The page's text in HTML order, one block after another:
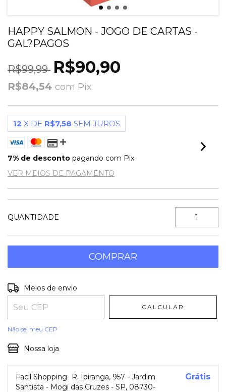
HAPPY SALMON - JOGO DE CARTAS -
GAL?PAGOS
R$99,99 R$90,90
R$84,54 com Pix
12 X DE R$7,58 SEM JUROS
7% de desconto pagando com Pix
VER MEIOS DE PAGAMENTO
QUANTIDADE
Entregas para o CEP:
Meios de envio
CALCULAR
Não sei meu CEP
Nossa loja
Facil Shopping
R. Ipiranga, 957 - Jardim
Santista - Mogi das Cruzes - SP, 08730-
Grátis